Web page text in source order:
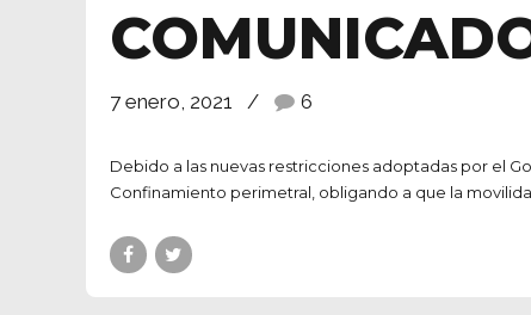
7 enero, 2021 6
Debido a las nuevas restricciones adoptadas por el
Confinamiento perimetral, obligando a que la